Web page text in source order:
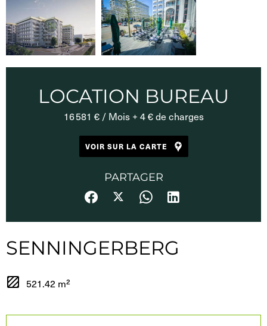
LOCATION BUREAU
16 581 € / Mois + 4 € de charges
VOIR SUR LA CARTE
PARTAGER
SENNINGERBERG
521.42 m²